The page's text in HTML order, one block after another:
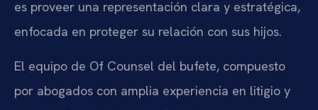
es proveer una representación clara y estratégica,
enfocada en proteger su relación con sus hijos.
El equipo de Of Counsel del bufete, compuesto
por abogados con amplia experiencia en litigio y